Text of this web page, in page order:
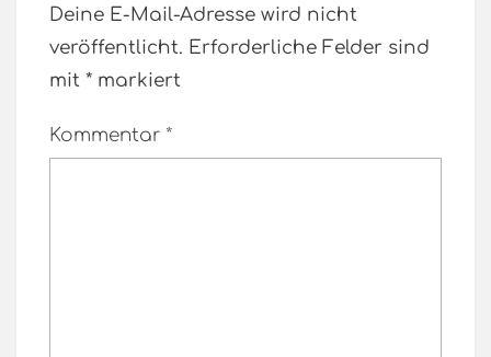
Deine E-Mail-Adresse wird nicht
veröffentlicht. Erforderliche Felder sind
mit * markiert
Kommentar *